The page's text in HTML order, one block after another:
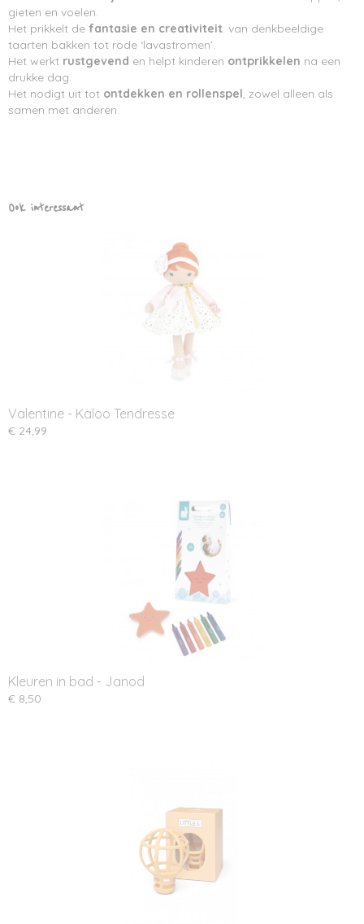
gieten en voelen.
Het prikkelt de fantasie en creativiteit: van denkbeeldige
taarten bakken tot rode ‘lavastromen’.
Het werkt rustgevend en helpt kinderen ontprikkelen na een
drukke dag.
Het nodigt uit tot ontdekken en rollenspel, zowel alleen als
samen met anderen.
Ook interessant
Valentine - Kaloo Tendresse
€ 24,99
Kleuren in bad - Janod
€ 8,50